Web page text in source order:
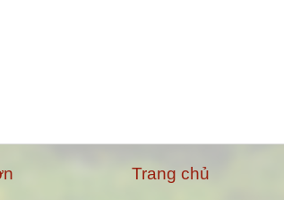
Trang chủ